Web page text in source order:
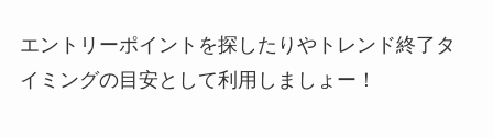
エントリーポイントを探したりやトレンド終了タ
イミングの目安として利用しましょー！